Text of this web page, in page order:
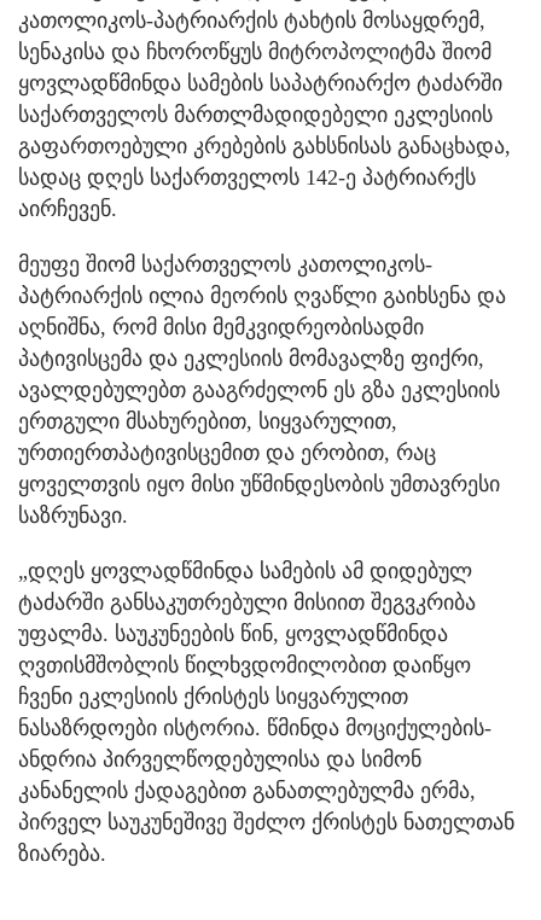
კათოლიკოს-პატრიარქის ტახტის მოსაყდრემ,
სენაკისა და ჩხოროწყუს მიტროპოლიტმა შიომ
ყოვლადწმინდა სამების საპატრიარქო ტაძარში
საქართველოს მართლმადიდებელი ეკლესიის
გაფართოებული კრებების გახსნისას განაცხადა,
სადაც დღეს საქართველოს 142-ე პატრიარქს
აირჩევენ.
მეუფე შიომ საქართველოს კათოლიკოს-
პატრიარქის ილია მეორის ღვაწლი გაიხსენა და
აღნიშნა, რომ მისი მემკვიდრეობისადმი
პატივისცემა და ეკლესიის მომავალზე ფიქრი,
ავალდებულებთ გააგრძელონ ეს გზა ეკლესიის
ერთგული მსახურებით, სიყვარულით,
ურთიერთპატივისცემით და ერობით, რაც
ყოველთვის იყო მისი უწმინდესობის უმთავრესი
საზრუნავი.
„დღეს ყოვლადწმინდა სამების ამ დიდებულ
ტაძარში განსაკუთრებული მისიით შეგვკრიბა
უფალმა. საუკუნეების წინ, ყოვლადწმინდა
ღვთისმშობლის წილხვდომილობით დაიწყო
ჩვენი ეკლესიის ქრისტეს სიყვარულით
ნასაზრდოები ისტორია. წმინდა მოციქულების-
ანდრია პირველწოდებულისა და სიმონ
კანანელის ქადაგებით განათლებულმა ერმა,
პირველ საუკუნეშივე შეძლო ქრისტეს ნათელთან
ზიარება.